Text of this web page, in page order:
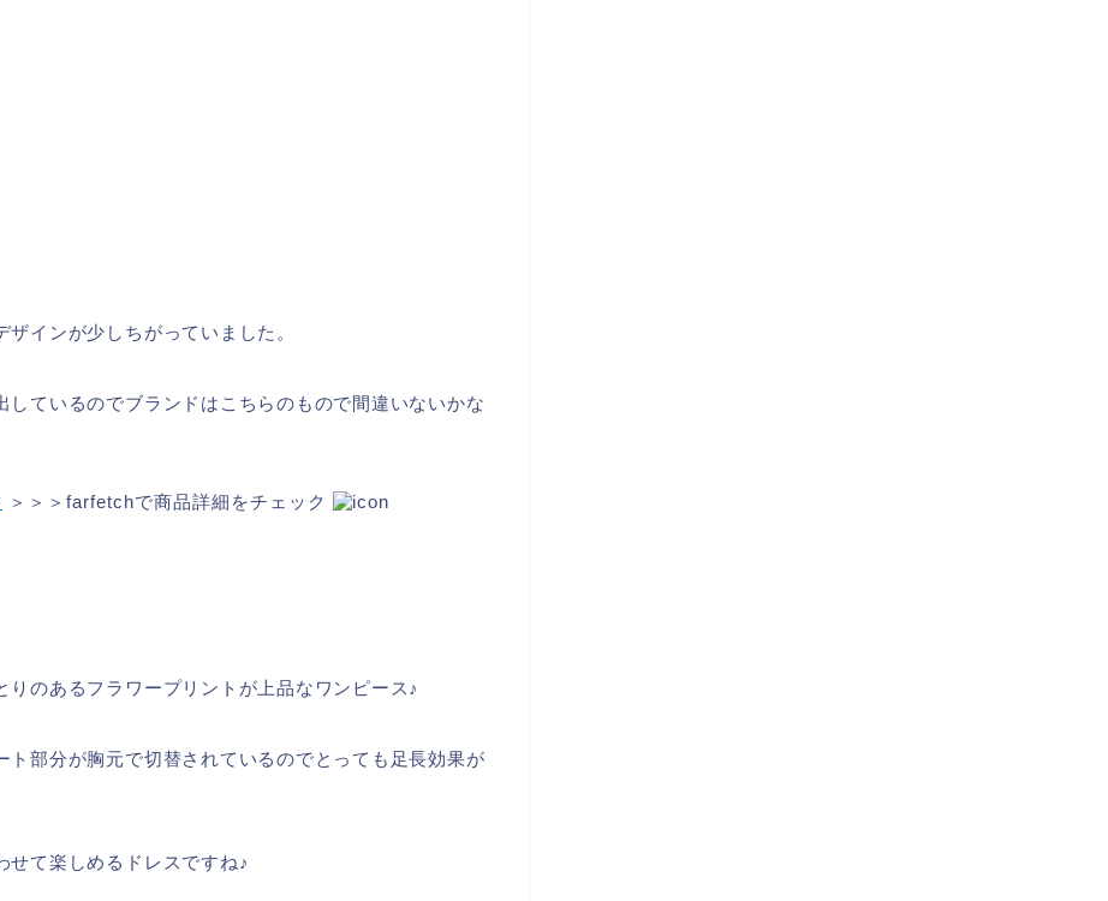
インが少しちがっていました。
しているのでブランドはこちらのもので間違いないかな
＞＞＞farfetchで商品詳細をチェック
のあるフラワープリントが上品なワンピース♪
部分が胸元で切替されているのでとっても足長効果が
せて楽しめるドレスですね♪